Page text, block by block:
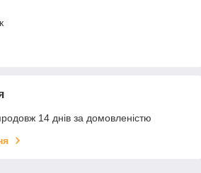
14 днів за домовленістю